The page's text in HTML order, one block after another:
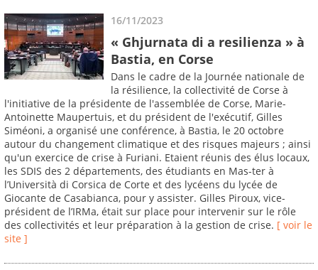
16/11/2023
« Ghjurnata di a resilienza » à
Bastia, en Corse
Dans le cadre de la Journée nationale de
la résilience, la collectivité de Corse à
l'initiative de la présidente de l'assemblée de Corse, Marie-
Antoinette Maupertuis, et du président de l'exécutif, Gilles
Siméoni, a organisé une conférence, à Bastia, le 20 octobre
autour du changement climatique et des risques majeurs ; ainsi
qu'un exercice de crise à Furiani. Etaient réunis des élus locaux,
les SDIS des 2 départements, des étudiants en Mas-ter à
l’Università di Corsica de Corte et des lycéens du lycée de
Giocante de Casabianca, pour y assister. Gilles Piroux, vice-
président de l’IRMa, était sur place pour intervenir sur le rôle
des collectivités et leur préparation à la gestion de crise. [ voir le
site ]